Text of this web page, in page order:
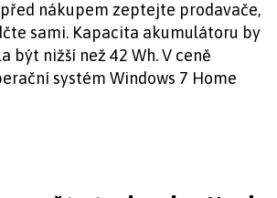
nákupem zeptejte prodavače,
sami. Kapacita akumulátoru by
být nižší než 42 Wh. V ceně
systém Windows 7 Home